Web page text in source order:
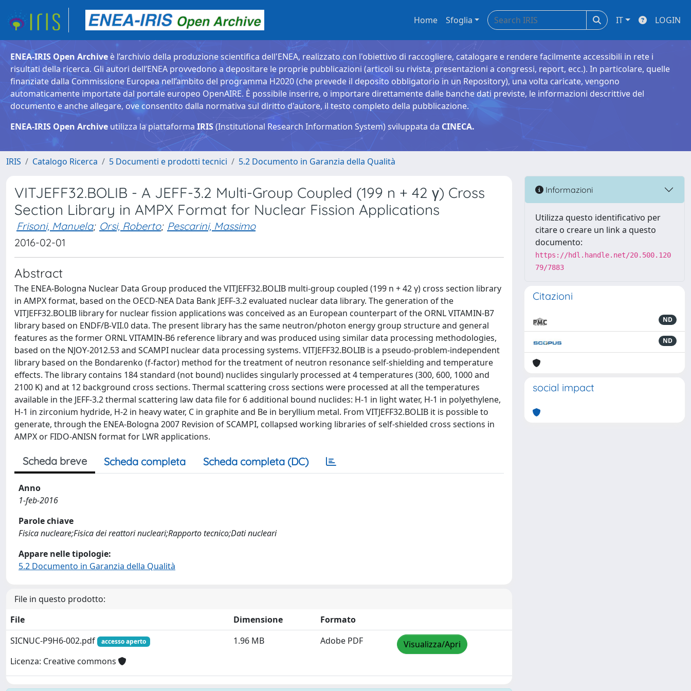
Home Sfoglia IT LOGIN
ENEA-IRIS Open Archive è l’archivio della produzione scientifica dell'ENEA, realizzato con l'obiettivo di raccogliere, catalogare e rendere facilmente accessibili in rete i
risultati della ricerca. Gli autori dell’ENEA provvedono a depositare le proprie pubblicazioni (articoli su rivista, presentazioni a congressi, report, ecc.). In particolare, quelle
finanziate dalla Commissione Europea nell’ambito del programma H2020 (che prevede il deposito obbligatorio in un Repository), una volta caricate, vengono
automaticamente importate dal portale europeo OpenAIRE. È possibile inserire, o importare direttamente dalle banche dati previste, le informazioni descrittive del
documento e anche allegare, ove consentito dalla normativa sul diritto d'autore, il testo completo della pubblicazione.
ENEA-IRIS Open Archive utilizza la piattaforma IRIS(Institutional Research Information System) sviluppata da CINECA.
IRIS Catalogo Ricerca 5 Documenti e prodotti tecnici 5.2 Documento in Garanzia della Qualità
VITJEFF32.BOLIB - A JEFF-3.2 Multi-Group Coupled (199 n + 42 γ) Cross
Section Library in AMPX Format for Nuclear Fission Applications
Frisoni, Manuela; Orsi, Roberto; Pescarini, Massimo
2016-02-01
Abstract
The ENEA-Bologna Nuclear Data Group produced the VITJEFF32.BOLIB multi-group coupled (199 n + 42 γ) cross section library
in AMPX format, based on the OECD-NEA Data Bank JEFF-3.2 evaluated nuclear data library. The generation of the
VITJEFF32.BOLIB library for nuclear fission applications was conceived as an European counterpart of the ORNL VITAMIN-B7
library based on ENDF/B-VII.0 data. The present library has the same neutron/photon energy group structure and general
features as the former ORNL VITAMIN-B6 reference library and was produced using similar data processing methodologies,
based on the NJOY-2012.53 and SCAMPI nuclear data processing systems. VITJEFF32.BOLIB is a pseudo-problem-independent
library based on the Bondarenko (f-factor) method for the treatment of neutron resonance self-shielding and temperature
effects. The library contains 184 standard (not bound) nuclides singularly processed at 4 temperatures (300, 600, 1000 and
2100 K) and at 12 background cross sections. Thermal scattering cross sections were processed at all the temperatures
available in the JEFF-3.2 thermal scattering law data file for 6 additional bound nuclides: H-1 in light water, H-1 in polyethylene,
H-1 in zirconium hydride, H-2 in heavy water, C in graphite and Be in beryllium metal. From VITJEFF32.BOLIB it is possible to
generate, through the ENEA-Bologna 2007 Revision of SCAMPI, collapsed working libraries of self-shielded cross sections in
AMPX or FIDO-ANISN format for LWR applications.
Scheda breve Scheda completa Scheda completa (DC)
Anno
1-feb-2016
Parole chiave
Fisica nucleare;Fisica dei reattori nucleari;Rapporto tecnico;Dati nucleari
Appare nelle tipologie:
5.2 Documento in Garanzia della Qualità
File in questo prodotto:
File
Dimensione
Formato
SICNUC-P9H6-002.pdf
accesso aperto
Licenza: Creative commons
1.96 MB Adobe PDF Visualizza/Apri
Informazioni
Utilizza questo identificativo per
citare o creare un link a questo
documento:
https://hdl.handle.net/20.500.120
79/7883
Citazioni
ND
ND
social impact